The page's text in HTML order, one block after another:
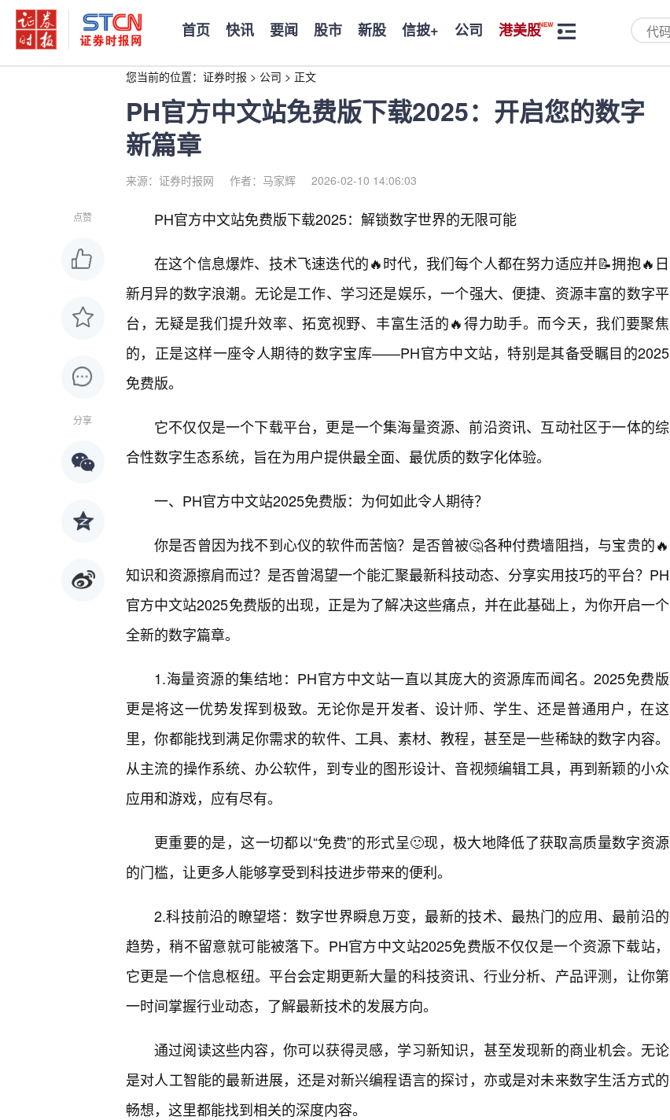
首页 快讯 要闻 股市 新股 信披+ 公司 港美股
您当前的位置： 证券时报 > 公司 > 正文
PH官方中文站免费版下载2025：开启您的数字
新篇章
来源：证券时报网 作者：马家辉 2026-02-10 14:06:03
点赞
分享
PH官方中文站免费版下载2025：解锁数字世界的无限可能
在这个信息爆炸、技术飞速迭代的🔥时代，我们每个人都在努力适应并📝拥抱🔥日
新月异的数字浪潮。无论是工作、学习还是娱乐，一个强大、便捷、资源丰富的数字平
台，无疑是我们提升效率、拓宽视野、丰富生活的🔥得力助手。而今天，我们要聚焦
的，正是这样一座令人期待的数字宝库——PH官方中文站，特别是其备受瞩目的2025
免费版。
它不仅仅是一个下载平台，更是一个集海量资源、前沿资讯、互动社区于一体的综
合性数字生态系统，旨在为用户提供最全面、最优质的数字化体验。
一、PH官方中文站2025免费版：为何如此令人期待？
你是否曾因为找不到心仪的软件而苦恼？是否曾被🤔各种付费墙阻挡，与宝贵的🔥
知识和资源擦肩而过？是否曾渴望一个能汇聚最新科技动态、分享实用技巧的平台？PH
官方中文站2025免费版的出现，正是为了解决这些痛点，并在此基础上，为你开启一个
全新的数字篇章。
1.海量资源的集结地：PH官方中文站一直以其庞大的资源库而闻名。2025免费版
更是将这一优势发挥到极致。无论你是开发者、设计师、学生、还是普通用户，在这
里，你都能找到满足你需求的软件、工具、素材、教程，甚至是一些稀缺的数字内容。
从主流的操作系统、办公软件，到专业的图形设计、音视频编辑工具，再到新颖的小众
应用和游戏，应有尽有。
更重要的是，这一切都以“免费”的形式呈🙂现，极大地降低了获取高质量数字资源
的门槛，让更多人能够享受到科技进步带来的便利。
2.科技前沿的瞭望塔：数字世界瞬息万变，最新的技术、最热门的应用、最前沿的
趋势，稍不留意就可能被落下。PH官方中文站2025免费版不仅仅是一个资源下载站，
它更是一个信息枢纽。平台会定期更新大量的科技资讯、行业分析、产品评测，让你第
一时间掌握行业动态，了解最新技术的发展方向。
通过阅读这些内容，你可以获得灵感，学习新知识，甚至发现新的商业机会。无论
是对人工智能的最新进展，还是对新兴编程语言的探讨，亦或是对未来数字生活方式的
畅想，这里都能找到相关的深度内容。